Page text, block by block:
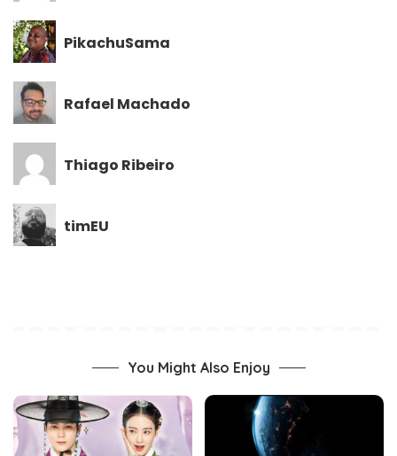
PikachuSama
Rafael Machado
Thiago Ribeiro
timEU
You Might Also Enjoy